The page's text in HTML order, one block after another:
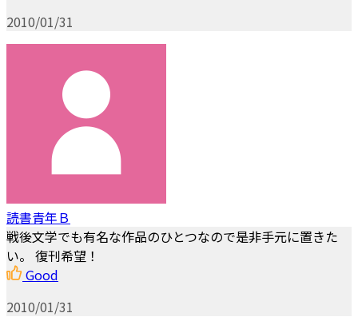
2010/01/31
読書青年Ｂ
戦後文学でも有名な作品のひとつなので是非手元に置きた
い。 復刊希望！
Good
2010/01/31